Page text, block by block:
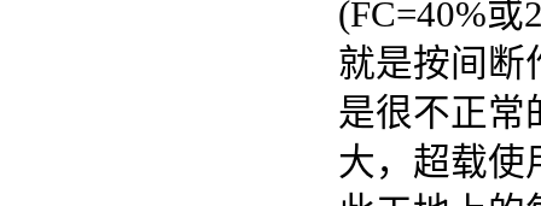
(FC=40%
就是按间断
是很不正常
大，超载使